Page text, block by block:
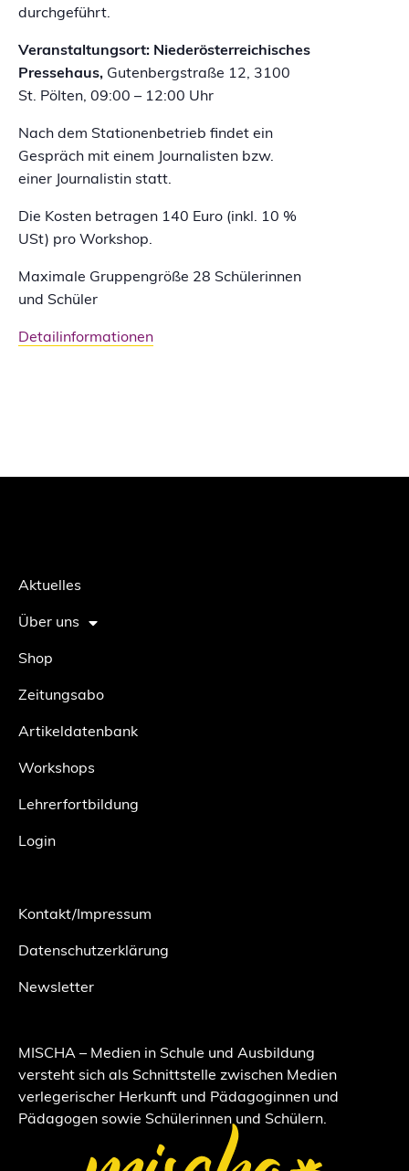
durchgeführt.
Veranstaltungsort: Niederösterreichisches
Pressehaus, Gutenbergstraße 12, 3100
St. Pölten, 09:00 – 12:00 Uhr
Nach dem Stationenbetrieb findet ein
Gespräch mit einem Journalisten bzw.
einer Journalistin statt.
Die Kosten betragen 140 Euro (inkl. 10 %
USt) pro Workshop.
Maximale Gruppengröße 28 Schülerinnen
und Schüler
Detailinformationen
Aktuelles
Über uns
Shop
Zeitungsabo
Artikeldatenbank
Workshops
Lehrerfortbildung
Login
Kontakt/Impressum
Datenschutzerklärung
Newsletter
MISCHA – Medien in Schule und Ausbildung
versteht sich als Schnittstelle zwischen Medien
verlegerischer Herkunft und Pädagoginnen und
Pädagogen sowie Schülerinnen und Schülern.